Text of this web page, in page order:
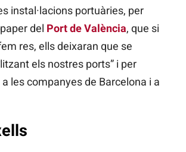
instal·lacions portuàries, per
del Port de València, que si
res, ells deixaran que se
els nostres ports” i per
a les companyes de Barcelona i a